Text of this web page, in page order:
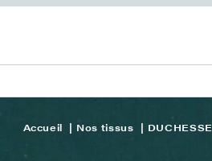
Accueil Nos tissus DUCHESSE